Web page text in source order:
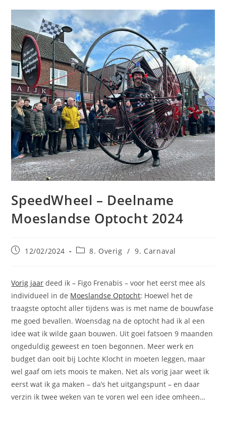
SpeedWheel – Deelname
Moeslandse Optocht 2024
Bericht12/02/2024 Berichtcategorie:
8. Overig / 9. Carnaval
Vorig jaar deed ik – Figo Frenabis – voor het eerst mee als
individueel in de Moeslandse Optocht: Hoewel het de
traagste optocht aller tijdens was is met name de bouwfase
me goed bevallen. Woensdag na de optocht had ik al een
idee wat ik wilde gaan bouwen. Uit goei fatsoen 9 maanden
ongeduldig geweest en toen begonnen. Meer werk en
budget dan ooit bij Lochte Klocht in moeten leggen, maar
wel gaaf om iets moois te maken. Net als vorig jaar weet ik
eerst wat ik ga maken – da’s het uitgangspunt – en daar
verzin ik twee weken van te voren wel een idee omheen…